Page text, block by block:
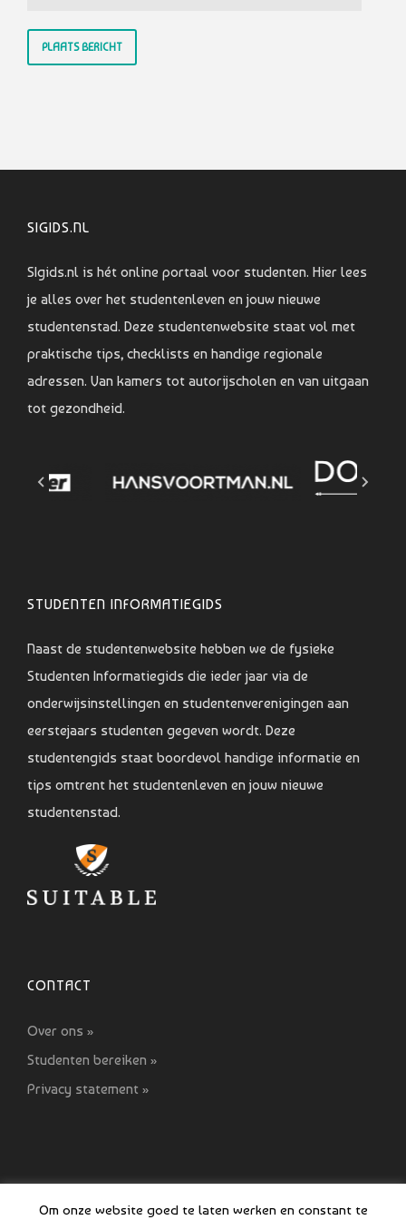
SIGIDS.NL
SIgids.nl is hét online portaal voor studenten. Hier lees
je alles over het studentenleven en jouw nieuwe
studentenstad. Deze studentenwebsite staat vol met
praktische tips, checklists en handige regionale
adressen. Van kamers tot autorijscholen en van uitgaan
tot gezondheid.
STUDENTEN INFORMATIEGIDS
Naast de studentenwebsite hebben we de fysieke
Studenten Informatiegids die ieder jaar via de
onderwijsinstellingen en studentenverenigingen aan
eerstejaars studenten gegeven wordt. Deze
studentengids staat boordevol handige informatie en
tips omtrent het studentenleven en jouw nieuwe
studentenstad.
CONTACT
Over ons »
Studenten bereiken »
Privacy statement »
Om onze website goed te laten werken en constant te